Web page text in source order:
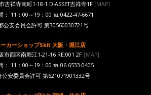
吉祥寺南町1-18-1 D-ASSET吉祥寺1F [MAP]
： 11：00～19：00 ℡ 0422-47-6671
公安委員会許可 第30560030721号
カーショップSkit 大阪・堀江店
市西区南堀江1-21-16 RE:001 2F[MAP]
： 11：00～19：00 ℡ 06-6533-0405
公安委員会許可 第621071901332号